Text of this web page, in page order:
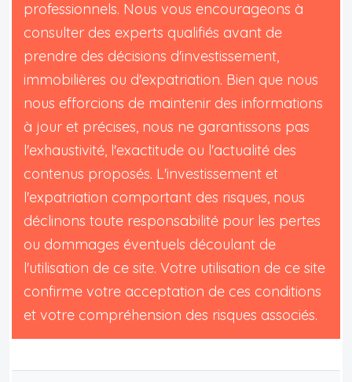
professionnels. Nous vous encourageons à
consulter des experts qualifiés avant de
prendre des décisions d'investissement,
immobilières ou d'expatriation. Bien que nous
nous efforcions de maintenir des informations
à jour et précises, nous ne garantissons pas
l'exhaustivité, l'exactitude ou l'actualité des
contenus proposés. L'investissement et
l'expatriation comportant des risques, nous
déclinons toute responsabilité pour les pertes
ou dommages éventuels découlant de
l'utilisation de ce site. Votre utilisation de ce site
confirme votre acceptation de ces conditions
et votre compréhension des risques associés.